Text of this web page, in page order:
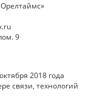
9
2018 года
связи, технологий